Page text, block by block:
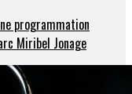
programmation
Miribel Jonage